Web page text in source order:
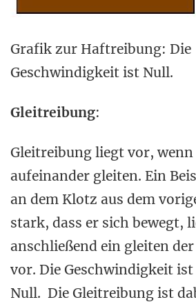
Grafik zur Haftreibung: Die
Geschwindigkeit ist Null.
Gleitreibung:
Gleitreibung liegt vor,
aufeinander gleiten. Ein
an dem Klotz aus dem
stark, dass er sich bewegt,
anschließend ein gleiten
vor. Die Geschwindigkeit
Null. Die Gleitreibung ist